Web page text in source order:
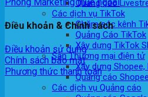
Quảng cáo
Các dịch vụ TikTok
Chăm sóc kênh
Quảng Cáo TikTok
Xây dựng TikTok
Sàn Thương mại điện tử
Xây dựng Shopee,
Quảng cáo
Các dịch vụ Quảng cáo
Điều khoản & Chính sách
Điều khoản sử dụng
Chính sách bảo mật
Phương thức thanh toán